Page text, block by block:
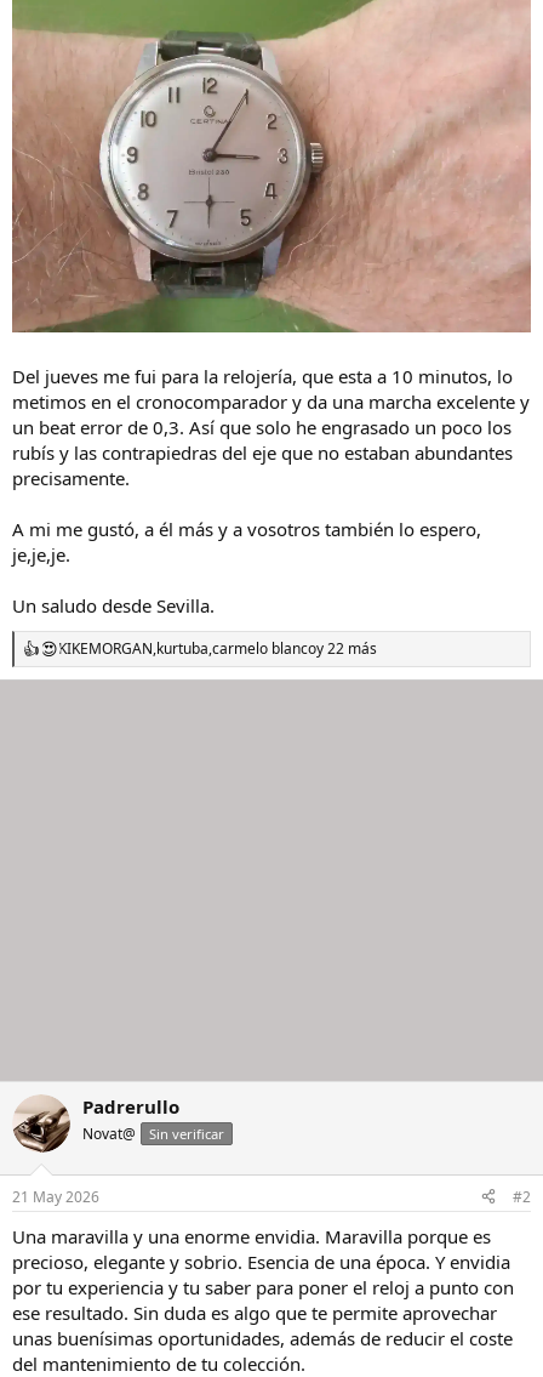
Del jueves me fui para la relojería, que esta a 10 minutos, lo
metimos en el cronocomparador y da una marcha excelente y
un beat error de 0,3. Así que solo he engrasado un poco los
rubís y las contrapiedras del eje que no estaban abundantes
precisamente.
A mi me gustó, a él más y a vosotros también lo espero,
je,je,je.
Un saludo desde Sevilla.
R
e
KIKEMORGAN,kurtuba,carmelo blancoy 22 más
Padrerullo
Novat@ Sin verificar
21 May 2026 #2
Una maravilla y una enorme envidia. Maravilla porque es
precioso, elegante y sobrio. Esencia de una época. Y envidia
por tu experiencia y tu saber para poner el reloj a punto con
ese resultado. Sin duda es algo que te permite aprovechar
unas buenísimas oportunidades, además de reducir el coste
del mantenimiento de tu colección.